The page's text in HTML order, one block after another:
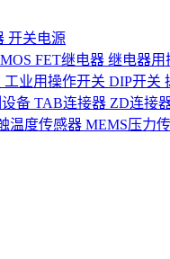
开关电源
MOS FET继电器 继电器用
工业用操作开关 DIP开关
备 TAB连接器 ZD连接
温度传感器 MEMS压力